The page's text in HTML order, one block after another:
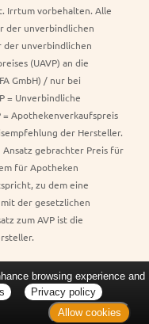
Irrtum vorbehalten. Alle
der unverbindlichen
der unverbindlichen
(UAVP) an die
GmbH) / nur bei
= Unverbindliche
= Apothekenverkaufspreis
der Hersteller.
Ansatz gebrachter Preis für
für Apotheken
zu dem eine
der gesetzlichen
zum AVP ist die
browsing experience and
Privacy policy
Allow cookies